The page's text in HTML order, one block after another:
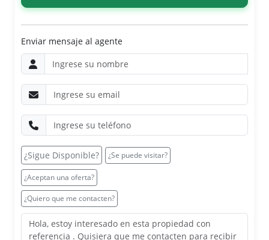
Enviar mensaje al agente
¿Sigue Disponible? ¿Se puede visitar?
¿Aceptan una oferta?
¿Quiero que me contacten?